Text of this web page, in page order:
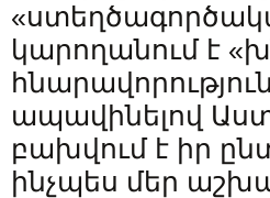
կարողանում է
ապավինելով
բախվում է իր
ինչպես մեր